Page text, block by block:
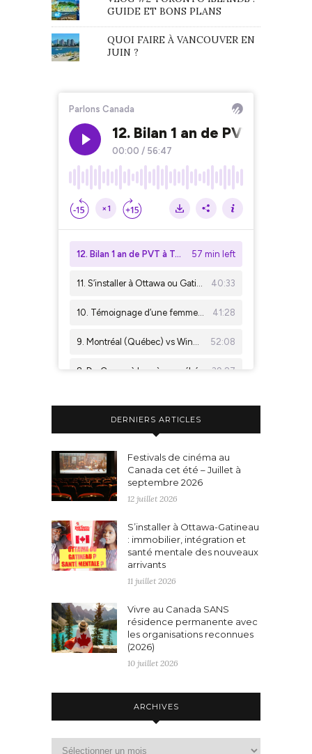
GUIDE ET BONS PLANS
QUOI FAIRE À VANCOUVER EN
JUIN ?
DERNIERS ARTICLES
Festivals de cinéma au
Canada cet été – Juillet à
septembre 2026
12 juillet 2026
S’installer à Ottawa-Gatineau
: immobilier, intégration et
santé mentale des nouveaux
arrivants
11 juillet 2026
Vivre au Canada SANS
résidence permanente avec
les organisations reconnues
(2026)
10 juillet 2026
ARCHIVES